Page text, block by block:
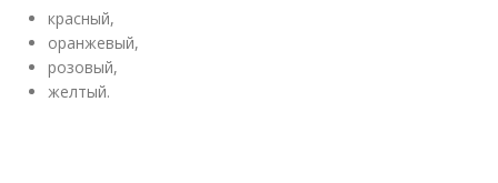
красный,
оранжевый,
розовый,
желтый.